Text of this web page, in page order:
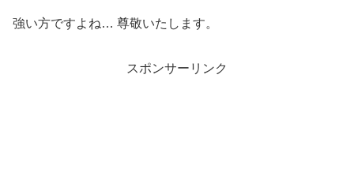
強い方ですよね… 尊敬いたします。
スポンサーリンク